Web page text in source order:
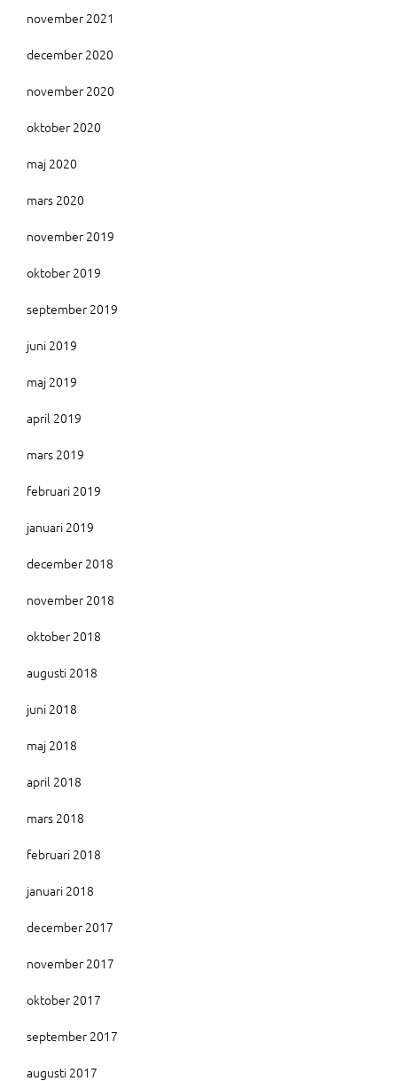
november 2021
december 2020
november 2020
oktober 2020
maj 2020
mars 2020
november 2019
oktober 2019
september 2019
juni 2019
maj 2019
april 2019
mars 2019
februari 2019
januari 2019
december 2018
november 2018
oktober 2018
augusti 2018
juni 2018
maj 2018
april 2018
mars 2018
februari 2018
januari 2018
december 2017
november 2017
oktober 2017
september 2017
augusti 2017